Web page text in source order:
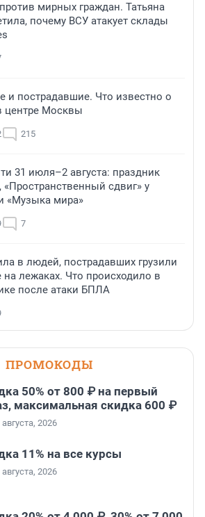
мирных граждан. Татьяна
почему ВСУ атакует склады
и пострадавшие. Что известно о
центре Москвы
215
31 июля–2 августа: праздник
сдвиг» у
«Музыка мира»
7
в людей, пострадавших грузили
на лежаках. Что происходило в
после атаки БПЛА
ПРОМОКОДЫ
50% от 800 ₽ на первый
максимальная скидка 600 ₽
2026
11% на все курсы
2026